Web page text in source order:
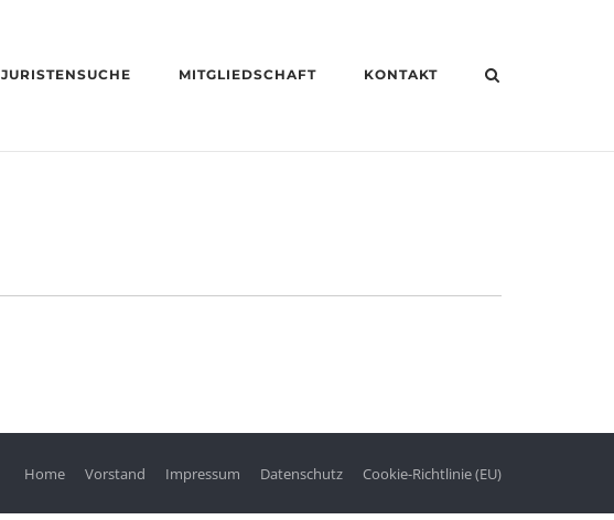
JURISTENSUCHE MITGLIEDSCHAFT KONTAKT
Home Vorstand Impressum Datenschutz Cookie-Richtlinie (EU)